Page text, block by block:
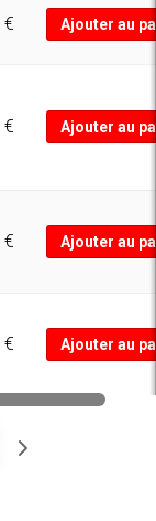
€ Ajouter au
€ Ajouter au
€ Ajouter au
€ Ajouter au